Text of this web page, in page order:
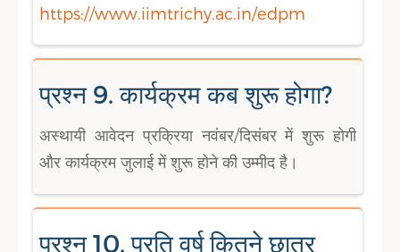
https://www.iimtrichy.ac.in/edpm
प्रश्न 9. कार्यक्रम कब शुरू होगा?
अस्थायी आवेदन प्रक्रिया नवंबर/दिसंबर में शुरू होगी
और कार्यक्रम जुलाई में शुरू होने की उम्मीद है।
प्रश्न 10. प्रति वर्ष कितने छात्र